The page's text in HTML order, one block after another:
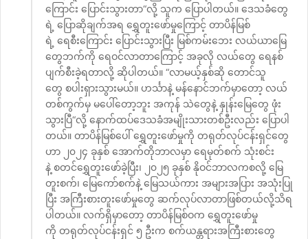
ကြောင်း ပြောင်းသွားတာ“လို့ သူက ပြောပါတယ်။ ဒေသခံတွေ
ရဲ့ ပြောဆိုချက်အရ ရွှေတူးဖော်မှုကြောင့် တာပိန်မြစ်
ရဲ့ ရေစီးကြောင်း ပြောင်းသွားပြီး မြစ်ကမ်းဘေး လယ်ယာမြေ
တွေဘက်ကို ရေဝင်လာတာကြောင့် အခုလို လယ်တွေ ရေနစ်
ပျက်စီးခဲ့ရတာလို့ ဆိုပါတယ်။ “လာမယ့်နှစ်ဆို တောင်သူ
တွေ စပါးရှားသွားမယ်။ ဟင်္သာနဲ့ မန်နောင်ဘက်မှာတော့ လယ်
တစ်ကွက်မှ မပေါ်တော့ဘူး အကုန် သဲတွေနဲ့ နှုန်းမြေတွေ ဖုံး
သွားပြီ“လို့ နောက်ထပ်ဒေသခံအမျိုးသားတစ်ဦးလည်း ပြောပါ
တယ်။ တာပိန်မြစ်ပေါ် ရွှေတူးဖော်မှုကို တရုတ်လုပ်ငန်းရှင်တွေ
ဟာ ၂၀၂၄ ခုနှစ် အောက်တိုဘာလမှာ ရေမုတ်စက် သုံးစင်း
နဲ့ စတင်ရွှေတူးဖော်ခဲ့ပြီး၊ ၂၀၂၅ ခုနှစ် နိုဝင်ဘာလကစလို့ မြေ
တူးစက်၊ မြေကော်စက်နဲ့ မြေသယ်ကား အများအပြား အသုံးပြု
ပြီး အကြီးစားတူးဖော်မှုတွေ ဆက်လုပ်လာတာဖြစ်တယ်လို့သိရ
ပါတယ်။ လက်ရှိမှာတော့ တာပိန်မြစ်ဝက ရွှေတူးဖော်မှု
ကို တရုတ်လုပ်ငန်းရှင် ၅ ဦးက စက်ယန္တရားအကြီးစားတွေ